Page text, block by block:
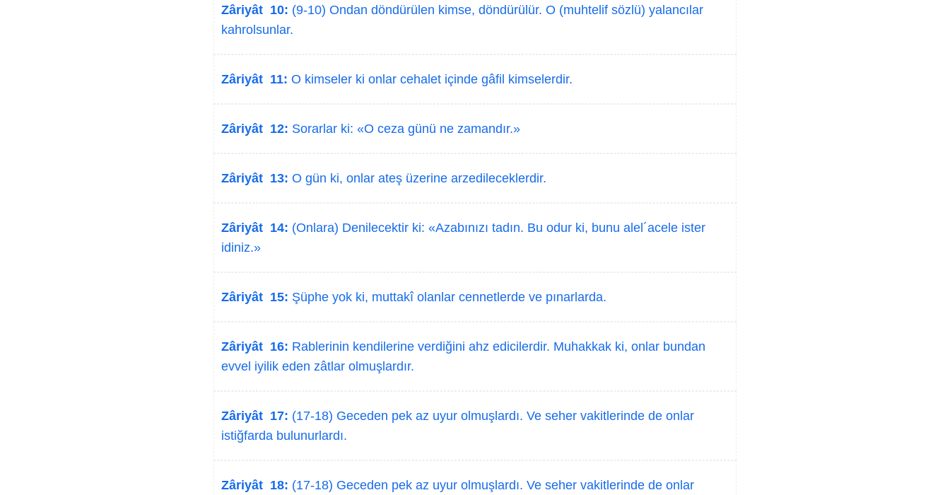
Zâriyât 10: (9-10) Ondan döndürülen kimse, döndürülür. O (muhtelif sözlü) yalancılar
kahrolsunlar.
Zâriyât 11: O kimseler ki onlar cehalet içinde gâfil kimselerdir.
Zâriyât 12: Sorarlar ki: «O ceza günü ne zamandır.»
Zâriyât 13: O gün ki, onlar ateş üzerine arzedileceklerdir.
Zâriyât 14: (Onlara) Denilecektir ki: «Azabınızı tadın. Bu odur ki, bunu alel´acele ister
idiniz.»
Zâriyât 15: Şüphe yok ki, muttakî olanlar cennetlerde ve pınarlarda.
Zâriyât 16: Rablerinin kendilerine verdiğini ahz edicilerdir. Muhakkak ki, onlar bundan
evvel iyilik eden zâtlar olmuşlardır.
Zâriyât 17: (17-18) Geceden pek az uyur olmuşlardı. Ve seher vakitlerinde de onlar
istiğfarda bulunurlardı.
Zâriyât 18: (17-18) Geceden pek az uyur olmuşlardı. Ve seher vakitlerinde de onlar